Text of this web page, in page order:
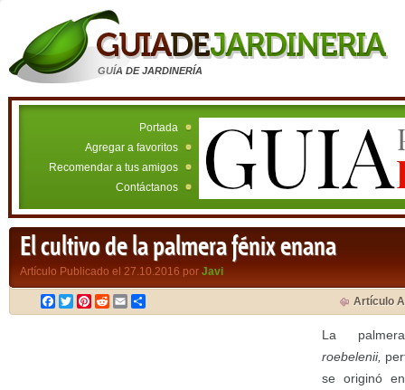
GUÍA DE JARDINERÍA
Portada
Agregar a favoritos
Recomendar a tus amigos
Contáctanos
El cultivo de la palmera fénix enana
Artículo Publicado el 27.10.2016 por Javi
Facebook
TwitterPinterest
RedditEmail Artículo
La
roebelenii,
se originó